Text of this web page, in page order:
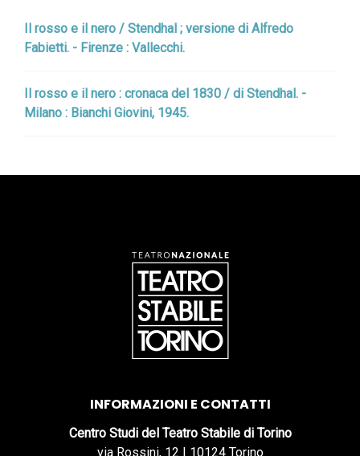
Il rosso e il nero / Stendhal ; versione di Alfredo
Fabietti. - Firenze : Vallecchi.
Il rosso e il nero : cronaca del 1830 / di Stendhal. -
Milano : Bianchi Giovini, 1945.
INFORMAZIONI E CONTATTI
Centro Studi del Teatro Stabile di Torino
via Rossini, 12 | 10124 Torino